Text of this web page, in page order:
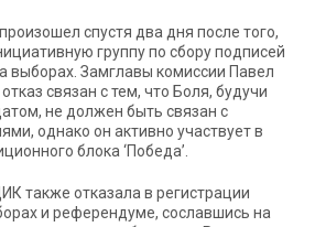
спустя два дня после того,
группу по сбору подписей
выборах. Замглавы комиссии Павел
связан с тем, что Боля, будучи
не должен быть связан с
однако он активно участвует в
блока ‘Победа’.
также отказала в регистрации
и референдуме, сославшись на